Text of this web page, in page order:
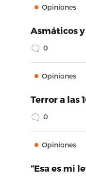
Opiniones
Asmáticos
0
Opiniones
Terror a las
0
Opiniones
“Esa es mi